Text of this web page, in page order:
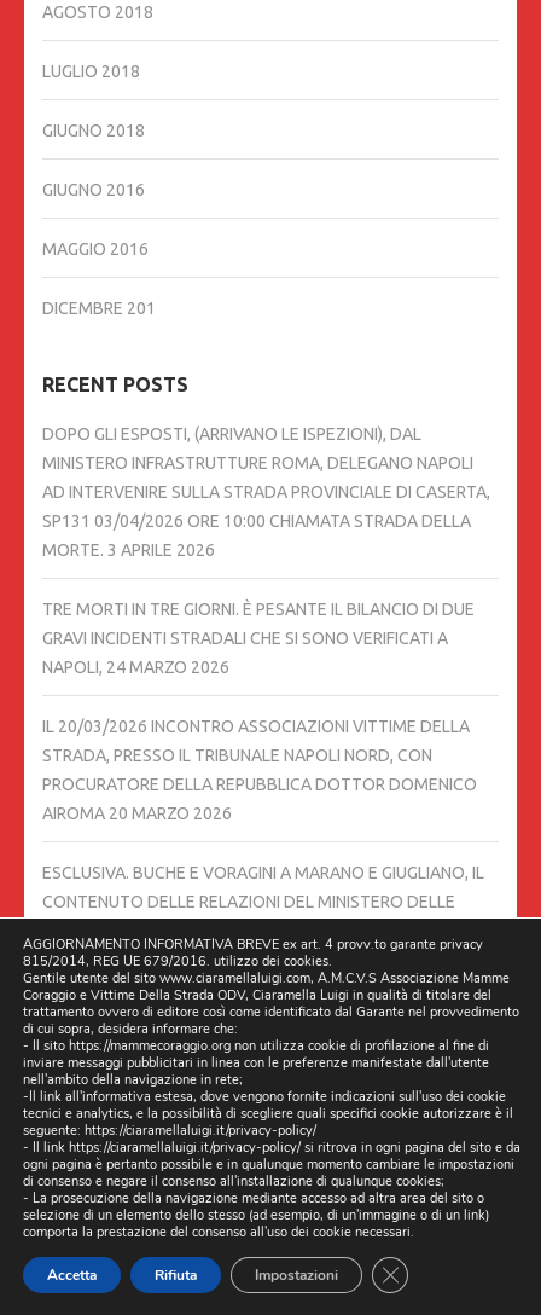
AGOSTO 2018
LUGLIO 2018
GIUGNO 2018
GIUGNO 2016
MAGGIO 2016
DICEMBRE 201
RECENT POSTS
DOPO GLI ESPOSTI, (ARRIVANO LE ISPEZIONI), DAL
MINISTERO INFRASTRUTTURE ROMA, DELEGANO NAPOLI
AD INTERVENIRE SULLA STRADA PROVINCIALE DI CASERTA,
SP131 03/04/2026 ORE 10:00 CHIAMATA STRADA DELLA
MORTE. 3 APRILE 2026
TRE MORTI IN TRE GIORNI. È PESANTE IL BILANCIO DI DUE
GRAVI INCIDENTI STRADALI CHE SI SONO VERIFICATI A
NAPOLI, 24 MARZO 2026
IL 20/03/2026 INCONTRO ASSOCIAZIONI VITTIME DELLA
STRADA, PRESSO IL TRIBUNALE NAPOLI NORD, CON
PROCURATORE DELLA REPUBBLICA DOTTOR DOMENICO
AIROMA 20 MARZO 2026
ESCLUSIVA. BUCHE E VORAGINI A MARANO E GIUGLIANO, IL
CONTENUTO DELLE RELAZIONI DEL MINISTERO DELLE
CRITICITÀ E PRIMI INTERVENTI19 MARZO 2026
06/03/2026 DUE CAMION DELLA RACCOLTA RIFIUTI DI
TRENTOLA DUCENTA FANNO TRASBORDO IN STRADA A
LUSCIANO. 6 MARZO 2026
STRADE DISSESTATE, BLITZ DEGLI ISPETTORI MINISTERIALI
ANCHE A GIUGLIANO 5 MARZO 2026
LA BUCA LUSCIANO IN VIALE DELLA LIBERTÀ, CIVICO 55, È
ANCORA LÌ.
4 MARZO 2026
AGGIORNAMENTO INFORMATIVA BREVE ex art. 4 provv.to garante privacy
815/2014, REG UE 679/2016. utilizzo dei cookies.
Gentile utente del sito www.ciaramellaluigi.com, A.M.C.V.S Associazione Mamme
Coraggio e Vittime Della Strada ODV, Ciaramella Luigi in qualità di titolare del
trattamento ovvero di editore così come identificato dal Garante nel provvedimento
di cui sopra, desidera informare che:
- Il sito https://mammecoraggio.org non utilizza cookie di profilazione al fine di
inviare messaggi pubblicitari in linea con le preferenze manifestate dall'utente
nell'ambito della navigazione in rete;
-Il link all'informativa estesa, dove vengono fornite indicazioni sull'uso dei cookie
tecnici e analytics, e la possibilità di scegliere quali specifici cookie autorizzare è il
seguente: https://ciaramellaluigi.it/privacy-policy/
- Il link https://ciaramellaluigi.it/privacy-policy/si ritrova in ogni pagina del sito e da
ogni pagina è pertanto possibile e in qualunque momento cambiare le impostazioni
di consenso e negare il consenso all'installazione di qualunque cookies;
- La prosecuzione della navigazione mediante accesso ad altra area del sito o
selezione di un elemento dello stesso (ad esempio, di un'immagine o di un link)
comporta la prestazione del consenso all'uso dei cookie necessari.
Accetta Rifiuta Impostazioni CLOSE GDPR